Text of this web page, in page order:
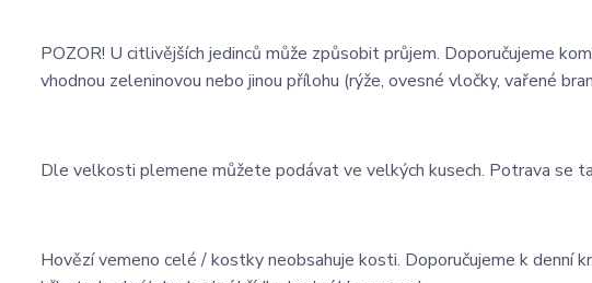
POZOR! U citlivějších jedinců může způsobit průjem. Doporučujeme
vhodnou zeleninovou nebo jinou přílohu (rýže, ovesné vločky, vařené
Dle velkosti plemene můžete podávat ve velkých kusech. Potrava se
Hovězí vemeno celé / kostky neobsahuje kosti. Doporučujeme k denní